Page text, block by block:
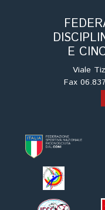
E
Viale
Fax